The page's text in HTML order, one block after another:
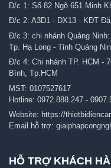
Đ/c 1: Số 82 Ngõ 651 Minh
Đ/c 2: A3D1 - DX13 - KĐT
Đ/c 3: chi nhánh Quảng
Tp. Hạ Long - Tỉnh Quảng
Đ/c 4: Chi nhánh TP. HCM -
Bình, Tp.HCM
MST: 0107527617
Hotline: 0972.888.247 -
Website: https://
Email hỗ trợ:
HỖ TRỢ KHÁCH